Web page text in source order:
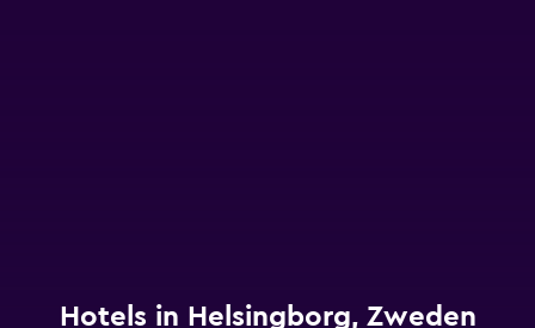
Hotels in Helsingborg, Zweden